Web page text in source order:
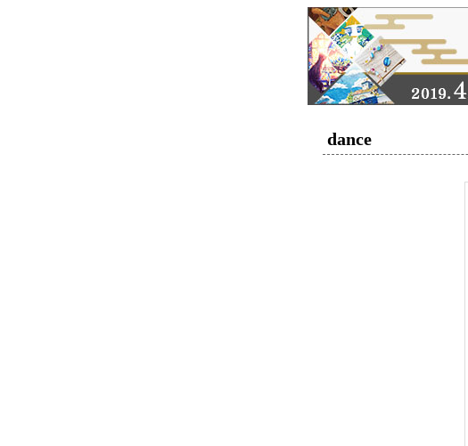
dance